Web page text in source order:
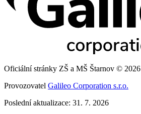
Oficiální stránky ZŠ a MŠ Štarnov © 2026
Provozovatel Galileo Corporation s.r.o.
Poslední aktualizace: 31. 7. 2026